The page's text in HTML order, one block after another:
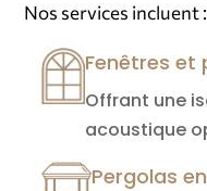
Nos services incluent :
Fenêtres et
Offrant une
acoustique
Pergolas